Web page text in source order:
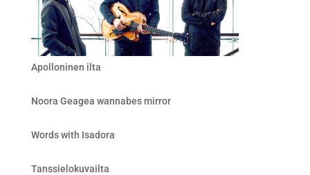
Apolloninen ilta
Noora Geagea wannabes mirror
Words with Isadora
Tanssielokuvailta